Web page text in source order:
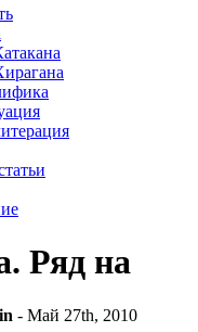
Ряд на
- Май 27th, 2010